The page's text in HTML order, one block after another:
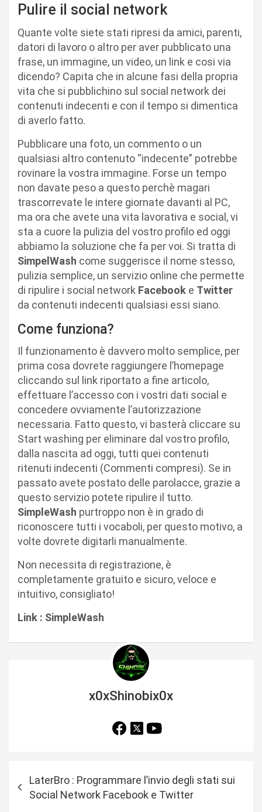
Pulire il social network
Quante volte siete stati ripresi da amici, parenti,
datori di lavoro o altro per aver pubblicato una
frase, un immagine, un video, un link e cosi via
dicendo? Capita che in alcune fasi della propria
vita che si pubblichino sul social network dei
contenuti indecenti e con il tempo si dimentica
di averlo fatto.
Pubblicare una foto, un commento o un
qualsiasi altro contenuto “indecente” potrebbe
rovinare la vostra immagine. Forse un tempo
non davate peso a questo perchè magari
trascorrevate le intere giornate davanti al PC,
ma ora che avete una vita lavorativa e social, vi
sta a cuore la pulizia del vostro profilo ed oggi
abbiamo la soluzione che fa per voi. Si tratta di
SimpelWash come suggerisce il nome stesso,
pulizia semplice, un servizio online che permette
di ripulire i social network Facebook e Twitter
da contenuti indecenti qualsiasi essi siano.
Come funziona?
Il funzionamento è davvero molto semplice, per
prima cosa dovrete raggiungere l’homepage
cliccando sul link riportato a fine articolo,
effettuare l’accesso con i vostri dati social e
concedere ovviamente l’autorizzazione
necessaria. Fatto questo, vi basterà cliccare su
Start washing per eliminare dal vostro profilo,
dalla nascita ad oggi, tutti quei contenuti
ritenuti indecenti (Commenti compresi). Se in
passato avete postato delle parolacce, grazie a
questo servizio potete ripulire il tutto.
SimpleWash purtroppo non è in grado di
riconoscere tutti i vocaboli, per questo motivo, a
volte dovrete digitarli manualmente.
Non necessita di registrazione, è
completamente gratuito e sicuro, veloce e
intuitivo, consigliato!
Link : SimpleWash
x0xShinobix0x
LaterBro : Programmare l’invio degli stati sui
Social Network Facebook e Twitter